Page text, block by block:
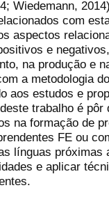
Wiedemann,
com
aspectos
e
na produção e
a metodologia
aos estudos e
trabalho é
na formação de
FE ou
línguas próximas
e aplicar